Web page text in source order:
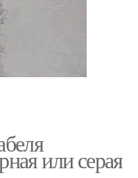
или серая